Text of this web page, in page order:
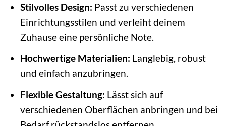
Stilvolles Design: Passt zu verschiedenen
Einrichtungsstilen und verleiht deinem
Zuhause eine persönliche Note.
Hochwertige Materialien: Langlebig, robust
und einfach anzubringen.
Flexible Gestaltung: Lässt sich auf
verschiedenen Oberflächen anbringen und bei